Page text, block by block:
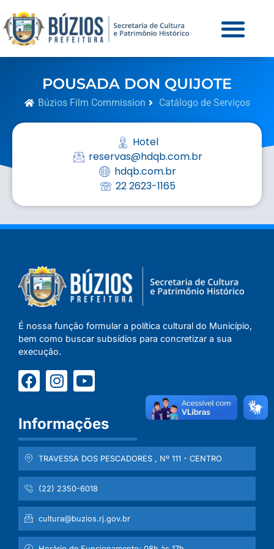
POUSADA DON QUIJOTE
Búzios Film Commission Catálogo de Serviços
Hotel
reservas@hdqb.com.br
hdqb.com.br
22 2623-1165
É nossa função formular a política cultural do Município,
bem como buscar subsídios para concretizar a sua
execução.
Informações
TRAVESSA DOS PESCADORES , Nº 111 - CENTRO
(22) 2350-6018
cultura@buzios.rj.gov.br